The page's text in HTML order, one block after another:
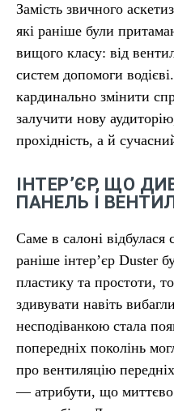
Замість звичного
які раніше були
вищого класу: від
систем допомоги
кардинально змінити
залучити нову
прохідність, а й
ІНТЕР’ЄР, ЩО
ПАНЕЛЬ І
Саме в салоні
раніше інтер’єр Duster
пластику та простоти,
здивувати навіть
несподіванкою стала
попередніх поколінь
про вентиляцію
— атрибути, що